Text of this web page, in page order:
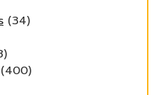
(34)
(400)